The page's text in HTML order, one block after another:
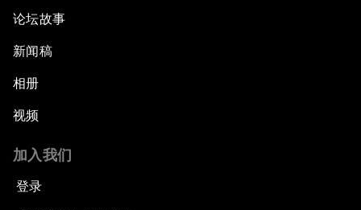
论坛故事
新闻稿
相册
视频
加入我们
登录